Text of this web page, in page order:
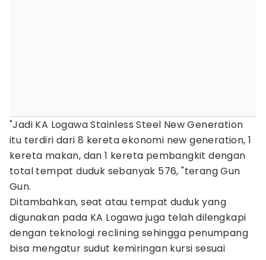
"Jadi KA Logawa Stainless Steel New Generation
itu terdiri dari 8 kereta ekonomi new generation, 1
kereta makan, dan 1 kereta pembangkit dengan
total tempat duduk sebanyak 576, "terang Gun
Gun.
Ditambahkan, seat atau tempat duduk yang
digunakan pada KA Logawa juga telah dilengkapi
dengan teknologi reclining sehingga penumpang
bisa mengatur sudut kemiringan kursi sesuai